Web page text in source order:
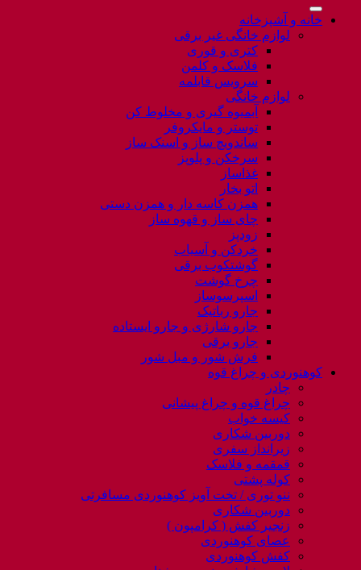
خانه و آشپزخانه
لوازم خانگی غیر برقی
کتری و قوری
فلاسک و کلمن
سرویس قابلمه
لوازم خانگی
آبمیوه گیری و مخلوط کن
توستر و مایکروفر
ساندویچ ساز و اسنک ساز
سرخکن و پلوپز
غذاساز
اتو بخار
همزن کاسه دار و همزن دستی
چای ساز و قهوه ساز
زودپز
خردکن و آسیاب
گوشتکوب برقی
چرخ گوشت
اسپرسوساز
جارو رباتیک
جارو شارژی و جارو ایستاده
جارو برقی
فرش شور و مبل شور
کوهنوردی و چراغ قوه
چادر
چراغ قوه و چراغ پیشانی
کیسه خواب
دوربین شکاری
زیرانداز سفری
قمقمه و فلاسک
کوله پشتی
ننو توری / تخت آویز کوهنوردی مسافرتی
دوربین شکاری
زنجیر کفش ( کرامپون )
عصای کوهنوردی
کفش کوهنوردی